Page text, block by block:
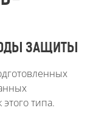
ЗАЩИТЫ
типа.